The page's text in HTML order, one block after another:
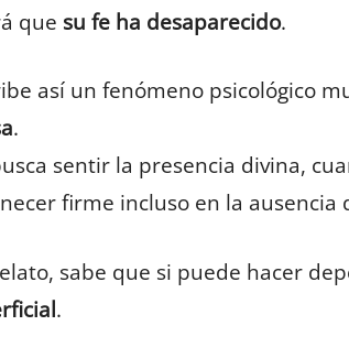
que su fe ha desaparecido.
así un fenómeno psicológico
.
sentir la presencia divina,
firme incluso en la ausencia
sabe que si puede hacer
.